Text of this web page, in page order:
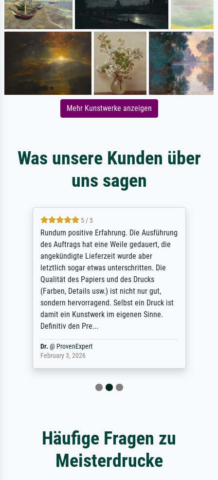
Mehr Kunstwerke anzeigen
Was unsere Kunden über
uns sagen
5 / 5
Rundum positive Erfahrung. Die Ausführung
des Auftrags hat eine Weile gedauert, die
angekündigte Lieferzeit wurde aber
letztlich sogar etwas unterschritten. Die
Qualität des Papiers und des Drucks
(Farben, Details usw.) ist nicht nur gut,
sondern hervorragend. Selbst ein Druck ist
damit ein Kunstwerk im eigenen Sinne.
Definitiv den Pre...
Dr. @ ProvenExpert
February 3, 2026
Häufige Fragen zu
Meisterdrucke